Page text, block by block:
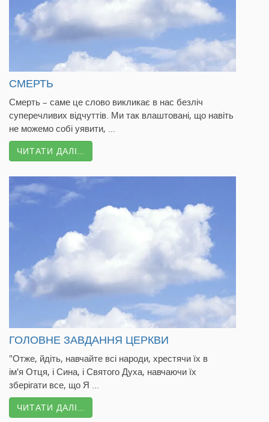
СМЕРТЬ
Смерть – саме це слово викликає в нас безліч
суперечливих відчуттів. Ми так влаштовані, що навіть
не можемо собі уявити, ...
ЧИТАТИ ДАЛІ…
ГОЛОВНЕ ЗАВДАННЯ ЦЕРКВИ
"Отже, йдіть, навчайте всі народи, хрестячи їх в
ім'я Отця, і Сина, і Святого Духа, навчаючи їх
зберігати все, що Я ...
ЧИТАТИ ДАЛІ…